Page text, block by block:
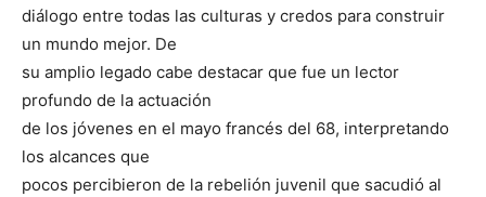
diálogo entre todas las culturas y credos para construir
un mundo mejor. De
su amplio legado cabe destacar que fue un lector
profundo de la actuación
de los jóvenes en el mayo francés del 68, interpretando
los alcances que
pocos percibieron de la rebelión juvenil que sacudió al